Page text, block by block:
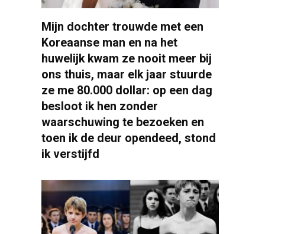
Mijn dochter trouwde met een
Koreaanse man en na het
huwelijk kwam ze nooit meer bij
ons thuis, maar elk jaar stuurde
ze me 80.000 dollar: op een dag
besloot ik hen zonder
waarschuwing te bezoeken en
toen ik de deur opendeed, stond
ik verstijfd